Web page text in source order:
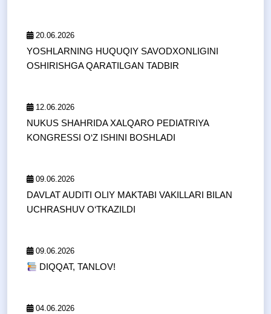
20.06.2026
YOSHLARNING HUQUQIY SAVODXONLIGINI
OSHIRISHGA QARATILGAN TADBIR
12.06.2026
NUKUS SHAHRIDA XALQARO PEDIATRIYA
KONGRESSI O‘Z ISHINI BOSHLADI
09.06.2026
DAVLAT AUDITI OLIY MAKTABI VAKILLARI BILAN
UCHRASHUV O‘TKAZILDI
09.06.2026
DIQQAT, TANLOV!
04.06.2026